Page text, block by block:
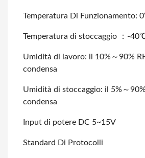
Temperatura Di
Temperatura di stoccaggio ：-
Umidità di lavoro: il 10%～90%
condensa
Umidità di stoccaggio: il 5%～
condensa
Input di potere DC 5~15V
Standard Di Protocolli